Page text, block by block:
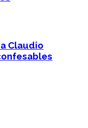
Claudio